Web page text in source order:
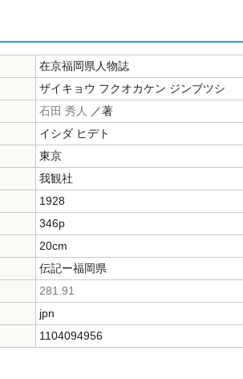
在京福岡県人物誌
ザイキョウ フクオカケン ジンブツシ
石田 秀人
／著
イシダ ヒデト
東京
我観社
1928
346p
20cm
伝記ー福岡県
281.91
jpn
1104094956